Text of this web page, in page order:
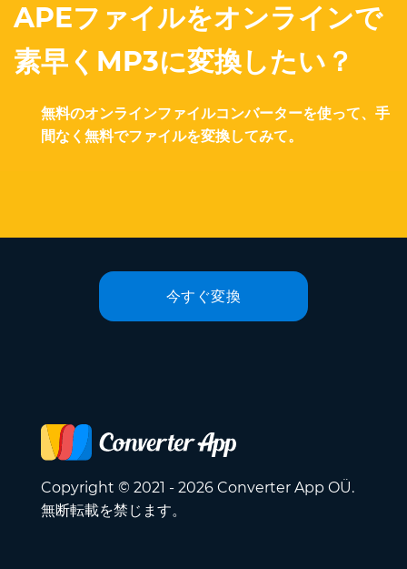
APEファイルをオンラインで
素早くMP3に変換したい？
無料のオンラインファイルコンバーターを使って、手
間なく無料でファイルを変換してみて。
今すぐ変換
Copyright © 2021 - 2026 Converter App OÜ.
無断転載を禁じます。